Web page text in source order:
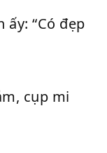
“Có đẹp
cụp mi